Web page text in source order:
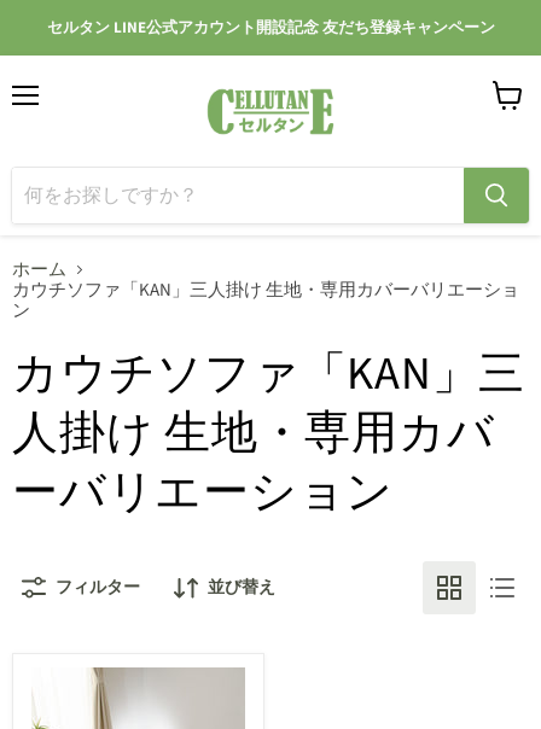
セルタン LINE公式アカウント開設記念 友だち登録キャンペーン
ー
見
ホーム
カウチソファ「KAN」三人掛け 生地・専用カバーバリエーショ
ン
カウチソファ「KAN」三
人掛け 生地・専用カバ
ーバリエーション
フィルター 並び替え